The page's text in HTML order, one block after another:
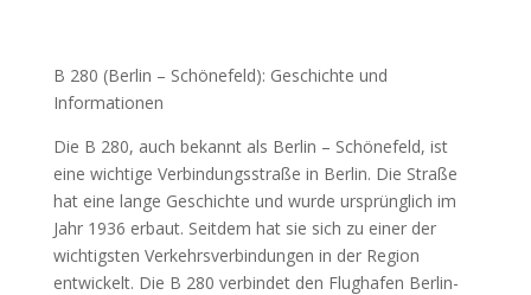
B 280 (Berlin – Schönefeld): Geschichte und
Informationen
Die B 280, auch bekannt als Berlin – Schönefeld, ist
eine wichtige Verbindungsstraße in Berlin. Die Straße
hat eine lange Geschichte und wurde ursprünglich im
Jahr 1936 erbaut. Seitdem hat sie sich zu einer der
wichtigsten Verkehrsverbindungen in der Region
entwickelt. Die B 280 verbindet den Flughafen Berlin-